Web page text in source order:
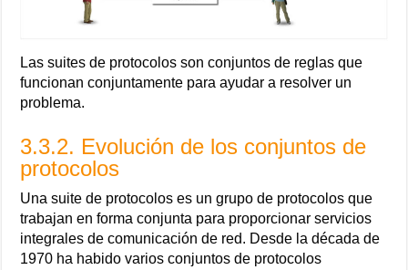
Las suites de protocolos son conjuntos de reglas que
funcionan conjuntamente para ayudar a resolver un
problema.
3.3.2. Evolución de los conjuntos de
protocolos
Una suite de protocolos es un grupo de protocolos que
trabajan en forma conjunta para proporcionar servicios
integrales de comunicación de red. Desde la década de
1970 ha habido varios conjuntos de protocolos